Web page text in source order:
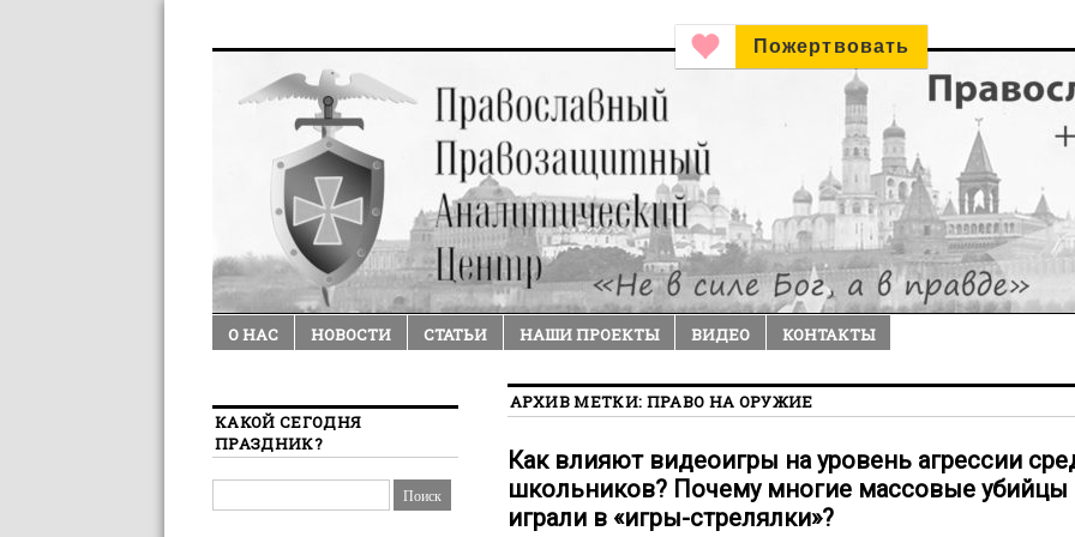
Пожертвовать
О НАС НОВОСТИ СТАТЬИ НАШИ ПРОЕКТЫ ВИДЕО КОНТАКТЫ
АРХИВ МЕТКИ: ПРАВО НА ОРУЖИЕ
Как влияют видеоигры на уровень агрессии
школьников? Почему многие массовые убийцы
играли в «игры-стрелялки»?
КАКОЙ СЕГОДНЯ
ПРАЗДНИК?